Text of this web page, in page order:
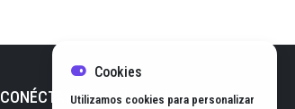
CONÉCTATE CON NOSOTROS
Cookies
Utilizamos cookies para personalizar